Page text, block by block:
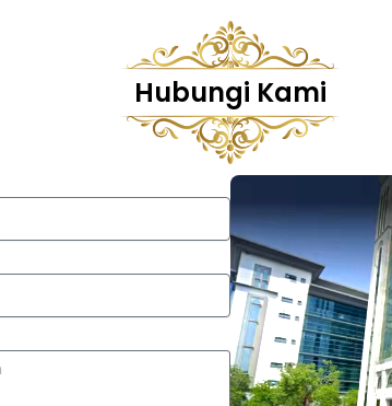
Hubungi Kami